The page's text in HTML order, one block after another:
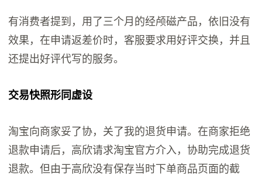
有消费者提到，用了三个月的经颅磁产品，依旧没有
效果，在申请返差价时，客服要求用好评交换，并且
还提出好评代写的服务。
交易快照形同虚设
淘宝向商家妥了协，关了我的退货申请。在商家拒绝
退款申请后，高欣请求淘宝官方介入，协助完成退货
退款。但由于高欣没有保存当时下单商品页面的截